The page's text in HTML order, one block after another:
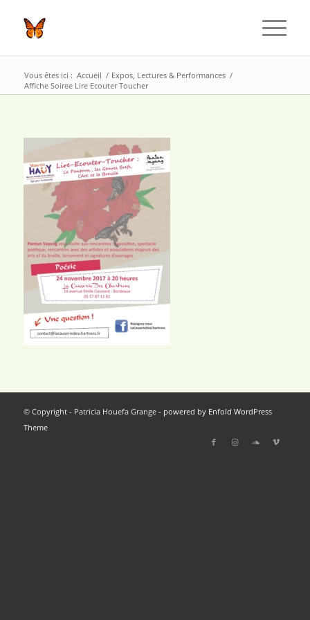
Vous êtes ici : Accueil / Expos, Lectures & Performances /
Affiche Soiree Lire Ecouter Toucher
© Copyright - Patricia Houefa Grange - powered by Enfold WordPress
Theme